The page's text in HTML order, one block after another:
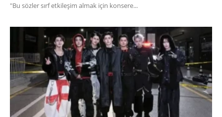
"Bu sözler sırf etkileşim almak için konsere...